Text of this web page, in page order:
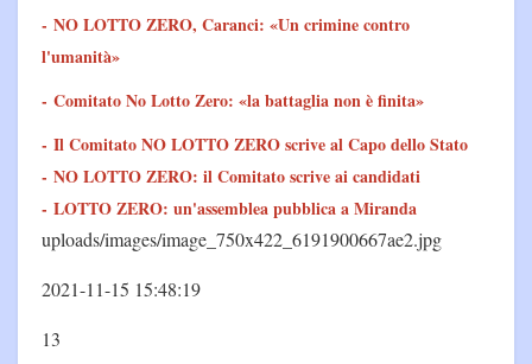
- NO LOTTO ZERO, Caranci: «Un crimine contro
l'umanità»
- Comitato No Lotto Zero: «la battaglia non è finita»
- Il Comitato NO LOTTO ZERO scrive al Capo dello Stato
- NO LOTTO ZERO: il Comitato scrive ai candidati
- LOTTO ZERO: un'assemblea pubblica a Miranda
uploads/images/image_750x422_6191900667ae2.jpg
2021-11-15 15:48:19
13